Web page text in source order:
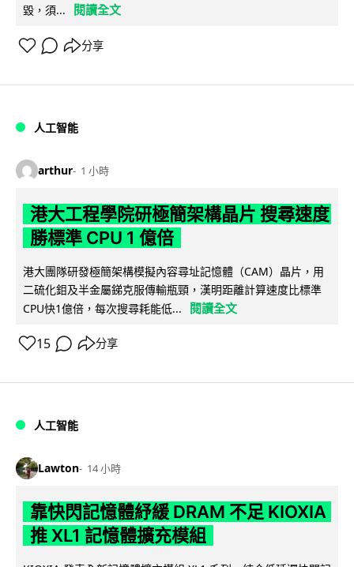
毀，須...
閱讀全文
分享
人工智能
arthur 1 小時
港大工程學院研極簡架構晶片 搜尋速度
勝標準 CPU 1 億倍
港大團隊研發極簡架構模擬內容尋址記憶體（CAM）晶片，用
二硫化鉬及半金屬銻克服傳輸瓶頸，漢明距離計算速度比標準
CPU快1億倍，每次搜尋耗能低...
閱讀全文
15 分享
人工智能
Lawton 14 小時
靠快閃記憶體紓緩 DRAM 不足 KIOXIA
推 XL1 記憶體擴充模組